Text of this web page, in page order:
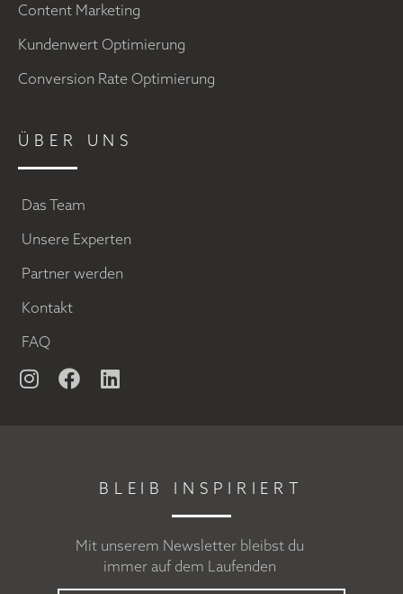
Content Marketing
Kundenwert Optimierung
Conversion Rate Optimierung
ÜBER UNS
Das Team
Unsere Experten
Partner werden
Kontakt
FAQ
BLEIB INSPIRIERT
Mit unserem Newsletter bleibst du
immer auf dem Laufenden